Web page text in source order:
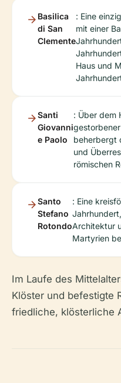
Basilica
di San
Clemente
: Eine
mit einer
Haus und
Santi
Giovanni
e Paolo
: Über dem
beherbergt
und
römischen
Santo
Stefano
Rotondo
: Eine
Architektur
Martyrien
Im Laufe des
Klöster und befestigte
friedliche, klösterliche